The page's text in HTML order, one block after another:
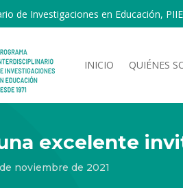
de Investigaciones en Educación, PIIE
INICIO QUIÉNES
excelente
noviembre de 2021